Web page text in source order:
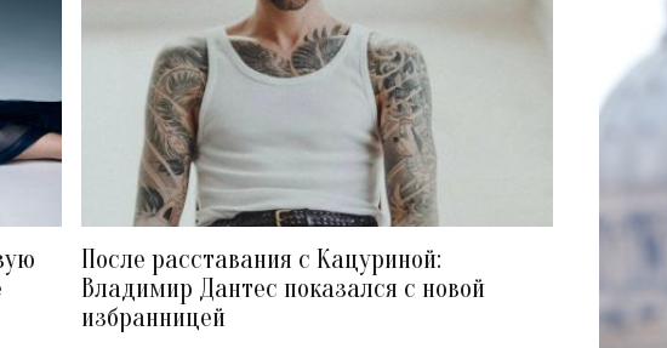
После расставания с Кацуриной:
Владимир Дантес показался с новой
избранницей